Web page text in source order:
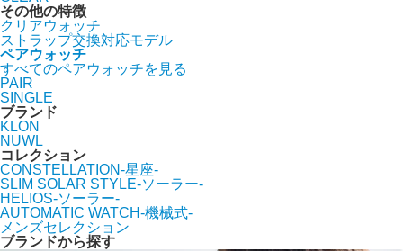
その他の特徴
クリアウォッチ
ストラップ交換対応モデル
ペアウォッチ
すべてのペアウォッチを見る
PAIR
SINGLE
ブランド
KLON
NUWL
コレクション
CONSTELLATION-星座-
SLIM SOLAR STYLE-ソーラー-
HELIOS-ソーラー-
AUTOMATIC WATCH-機械式-
メンズセレクション
ブランドから探す